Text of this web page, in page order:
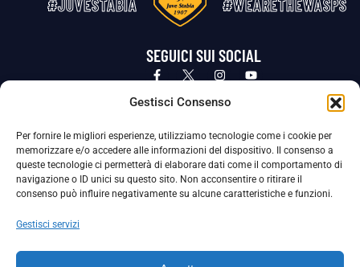
Gestisci Consenso
Per fornire le migliori esperienze, utilizziamo tecnologie come i cookie per
memorizzare e/o accedere alle informazioni del dispositivo. Il consenso a
queste tecnologie ci permetterà di elaborare dati come il comportamento di
navigazione o ID unici su questo sito. Non acconsentire o ritirare il
consenso può influire negativamente su alcune caratteristiche e funzioni.
Gestisci servizi
#JUVESTABIA #WEARETHEWASPS
SEGUICI SUI SOCIAL
Privacy Policy Cookie Policy
La Società ha nominato il Responsabile della Protezione dei Dati Personali (DPO), figura specializzata che vigila sulle modalità
adottate dalla nostra Società per tutelare i Suoi dati personali.
Per contattare il DPO può scrivere a